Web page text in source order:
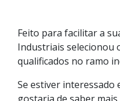
Feito para facilitar a
Industriais selecionou
qualificados no ramo
Se estiver interessado